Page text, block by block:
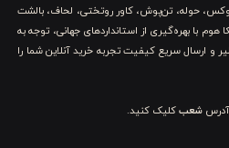
موکتل یا انواع نوشیدنی‌های رنگی
زیبا، بلور مقاومت مناسبی در برابر خط
حوله، تن‌پوش، کاور روتختی، لحاف، بالشت
با بهره‌گیری از استانداردهای جهانی، توجه به
ارسال سریع کیفیت تجربه خرید آنلاین شما را
شعبکلیک کنید.